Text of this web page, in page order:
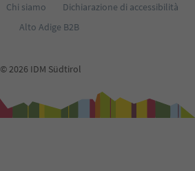
Chi siamo
Dichiarazione di accessibilità
Alto Adige B2B
© 2026 IDM Südtirol